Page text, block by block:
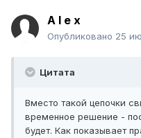
A l e x
Опубликовано 25
Цитата
Вместо такой цепочки
временное решение -
будет. Как показывает